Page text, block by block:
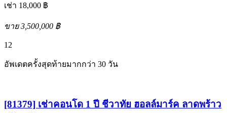
เช่า 18,000 ฿
ขาย 3,500,000 ฿
12
อัพเดตครั้งสุดท้ายมากกว่า 30 วัน
[81379] เช่าคอนโด 1 ปี ชีวาทัย ฮอลล์มาร์ค ลาดพร้าว